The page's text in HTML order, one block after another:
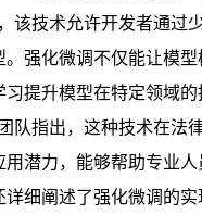
该技术允许开发者通过
强化微调不仅能让模型
提升模型在特定领域的
队指出，这种技术在法
潜力，能够帮助专业
细阐述了强化微调的